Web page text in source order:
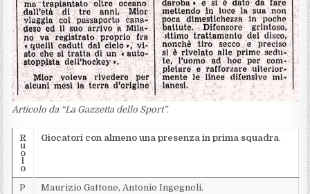
Articolo da “La Gazzetta dello Sport”.
R
u
o
l
o
Giocatori con almeno una presenza in prima squadra.
P
Maurizio Gattone, Antonio Ingegnoli.